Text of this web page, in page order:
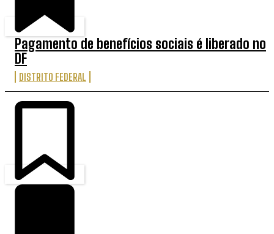
Pagamento de benefícios sociais é liberado no
DF
DISTRITO FEDERAL